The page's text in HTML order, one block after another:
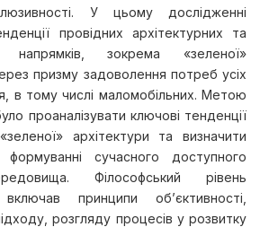
У цьому дослідженні
провідних архітектурних та
напрямків, зокрема «зеленої»
призму задоволення потреб усіх
в тому числі маломобільних. Метою
проаналізувати ключові тенденції
архітектури та визначити
сучасного доступного
Філософський рівень
принципи об’єктивності,
розгляду процесів у розвитку